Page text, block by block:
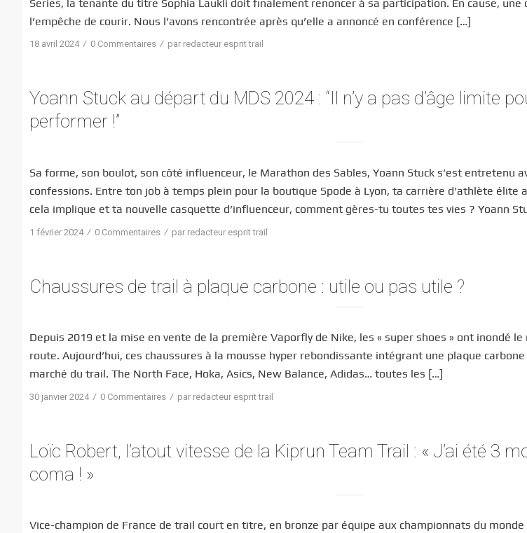
Series, la tenante du titre Sophia Laukli doit finalement renoncer à sa participation. En cause, une
l’empêche de courir. Nous l’avons rencontrée après qu’elle a annoncé en conférence […]
18 avril 2024 / 0 Commentaires / par redacteur esprit trail
Yoann Stuck au départ du MDS 2024 : “Il n’y a pas d’âge limite
performer !”
Sa forme, son boulot, son côté influenceur, le Marathon des Sables, Yoann Stuck s’est entretenu
confessions. Entre ton job à temps plein pour la boutique Spode à Lyon, ta carrière d’athlète élite
cela implique et ta nouvelle casquette d’influenceur, comment gères-tu toutes tes vies ? Yoann
1 février 2024 / 0 Commentaires / par redacteur esprit trail
Chaussures de trail à plaque carbone : utile ou pas utile ?
Depuis 2019 et la mise en vente de la première Vaporfly de Nike, les « super shoes » ont inondé
route. Aujourd’hui, ces chaussures à la mousse hyper rebondissante intégrant une plaque
marché du trail. The North Face, Hoka, Asics, New Balance, Adidas… toutes les […]
30 janvier 2024 / 0 Commentaires / par redacteur esprit trail
Loïc Robert, l’atout vitesse de la Kiprun Team Trail : « J’ai été 3
coma ! »
Vice-champion de France de trail court en titre, en bronze par équipe aux championnats du